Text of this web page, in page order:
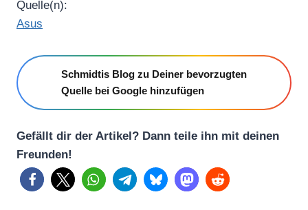
Quelle(n):
Asus
Schmidtis Blog zu Deiner bevorzugten
Quelle bei Google hinzufügen
Gefällt dir der Artikel? Dann teile ihn mit deinen
Freunden!